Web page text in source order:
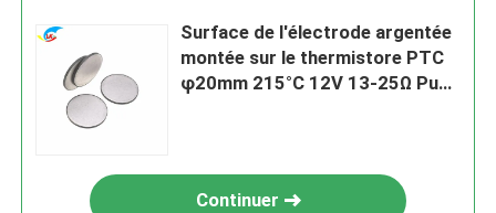
Surface de l'électrode argentée
montée sur le thermistore PTC
φ20mm 215°C 12V 13-25Ω Puce
Continuer